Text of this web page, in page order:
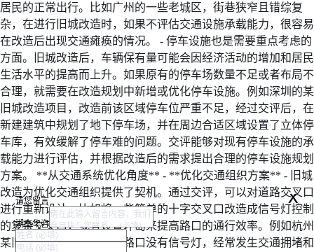
居民的正常出行。比如广州的一些老城区，街巷狭窄且错综复
杂，在进行旧城改造时，如果不评估交通设施承载能力，很容易
在改造后出现交通瘫痪的情况。 - 停车设施也是需要重点考虑的
方面。旧城改造后，车辆保有量可能会因经济活动的增加和居民
生活水平的提高而上升。如果原有的停车场数量不足或者布局不
合理，就需要在改造规划中新增或优化停车设施。例如深圳的某
旧城改造项目，改造前该区域停车位严重不足，经过交评后，在
新建建筑中规划了地下停车场，并在周边合适区域设置了立体停
车库，有效缓解了停车难的问题。交评能够对现有停车设施的承
载能力进行评估，并根据改造后的需求提出合理的停车设施规划
方案。 **从交通系统优化角度** - **优化交通组织方案** - 旧城
改造为优化交通组织提供了契机。通过交评，可以对道路交叉口
进行重新设计，比如将一些简单的十字交叉口改造成信号灯控制
的复杂交叉口，或者设置环岛来提高路口的通行效率。例如杭州
某旧城改造区域，原来的路口没有信号灯，经常发生交通拥堵和
请您留言 x
湖南华咨